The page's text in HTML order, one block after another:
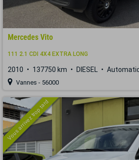
Mercedes Vito
111 2.1 CDI 4X4 EXTRA LONG
2010 137750 km DIESEL
Vannes - 56000
Vous arrivez trop tard